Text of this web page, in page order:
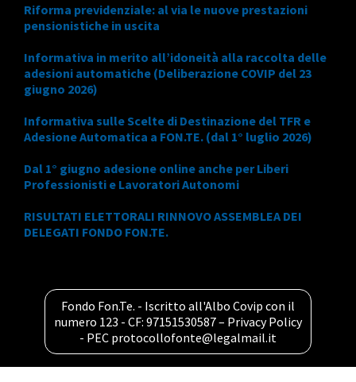
Riforma previdenziale: al via le nuove prestazioni
pensionistiche in uscita
Informativa in merito all’idoneità alla raccolta delle
adesioni automatiche (Deliberazione COVIP del 23
giugno 2026)
Informativa sulle Scelte di Destinazione del TFR e
Adesione Automatica a FON.TE. (dal 1° luglio 2026)
Dal 1° giugno adesione online anche per Liberi
Professionisti e Lavoratori Autonomi
RISULTATI ELETTORALI RINNOVO ASSEMBLEA DEI
DELEGATI FONDO FON.TE.
Fondo Fon.Te. - Iscritto all'Albo Covip con il
numero 123 - CF: 97151530587 – Privacy Policy
- PEC protocollofonte@legalmail.it